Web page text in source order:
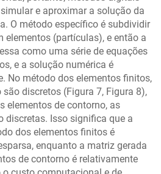
e aproximar a solução da
O método específico é subdividir
elementos (partículas), e então a
como uma série de equações
e a solução numérica é
No método dos elementos finitos,
discretos (Figura 7, Figura 8),
elementos de contorno, as
discretas. Isso significa que a
dos elementos finitos é
enquanto a matriz gerada
de contorno é relativamente